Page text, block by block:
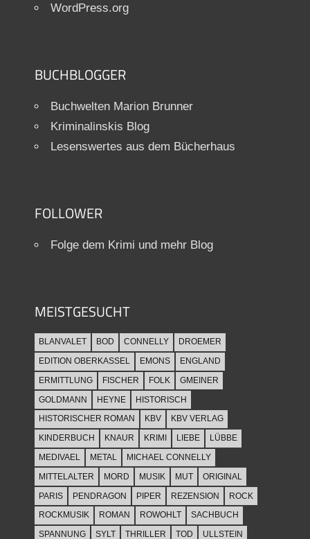
WordPress.org
BUCHBLOGGER
Buchwelten Marion Brunner
Kriminalinskis Blog
Lesenswertes aus dem Bücherhaus
FOLLOWER
Folge dem Krimi und mehr Blog
MEISTGESUCHT
BLANVALET BOD CONNELLY
DROEMER
EDITION OBERKASSEL
EMONS
ENGLAND
ERMITTLUNG
FISCHER FOLK
GMEINER
GOLDMANN
HEYNE
HISTORISCH
HISTORISCHER ROMAN
KBV
KBV VERLAG
KINDERBUCH
KNAUR KRIMI LIEBE
LÜBBE
MEDIVAEL
METAL
MICHAEL CONNELLY
MITTELALTER
MORD MUSIK MUT
ORIGINAL
PARIS
PENDRAGON PIPER REZENSION
ROCK
ROCKMUSIK
ROMAN ROWOHLT
SACHBUCH
SPANNUNG
SYLT THRILLER TOD ULLSTEIN